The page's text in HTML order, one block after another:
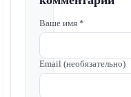
Ваше имя *
Email (необязательно)